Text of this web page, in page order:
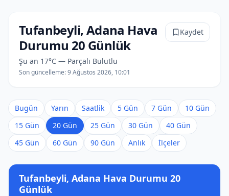
Tufanbeyli, Adana Hava
Durumu 20 Günlük
Şu an 17°C — Parçalı Bulutlu
Son güncelleme:9 Ağustos 2026, 10:01
Kaydet
Bugün Yarın Saatlik 5 Gün 7 Gün
10 Gün
15 Gün
20 Gün 25 Gün 30 Gün
40 Gün
45 Gün
60 Gün 90 Gün Anlık İlçeler
Tufanbeyli, Adana Hava Durumu 20
Günlük